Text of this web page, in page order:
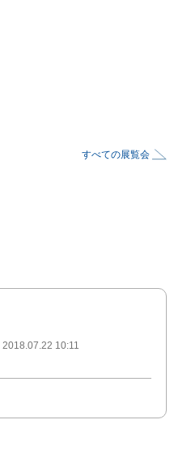
すべての展覧会
2018.07.22 10:11